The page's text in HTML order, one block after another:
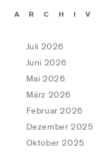
ARCHIV
Juli 2026
Juni 2026
Mai 2026
März 2026
Februar 2026
Dezember 2025
Oktober 2025